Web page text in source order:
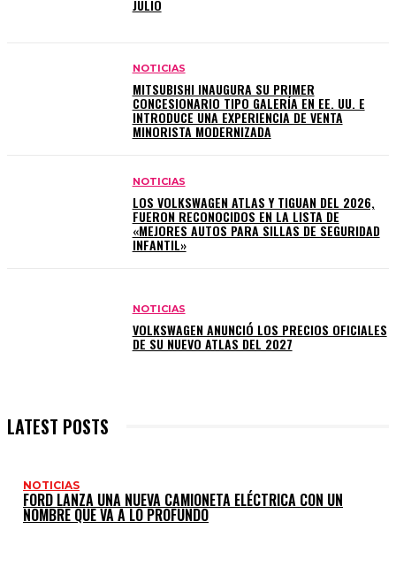
JULIO
NOTICIAS
MITSUBISHI INAUGURA SU PRIMER
CONCESIONARIO TIPO GALERÍA EN EE. UU. E
INTRODUCE UNA EXPERIENCIA DE VENTA
MINORISTA MODERNIZADA
NOTICIAS
LOS VOLKSWAGEN ATLAS Y TIGUAN DEL 2026,
FUERON RECONOCIDOS EN LA LISTA DE
«MEJORES AUTOS PARA SILLAS DE SEGURIDAD
INFANTIL»
NOTICIAS
VOLKSWAGEN ANUNCIÓ LOS PRECIOS OFICIALES
DE SU NUEVO ATLAS DEL 2027
LATEST POSTS
NOTICIAS
FORD LANZA UNA NUEVA CAMIONETA ELÉCTRICA CON UN
NOMBRE QUE VA A LO PROFUNDO